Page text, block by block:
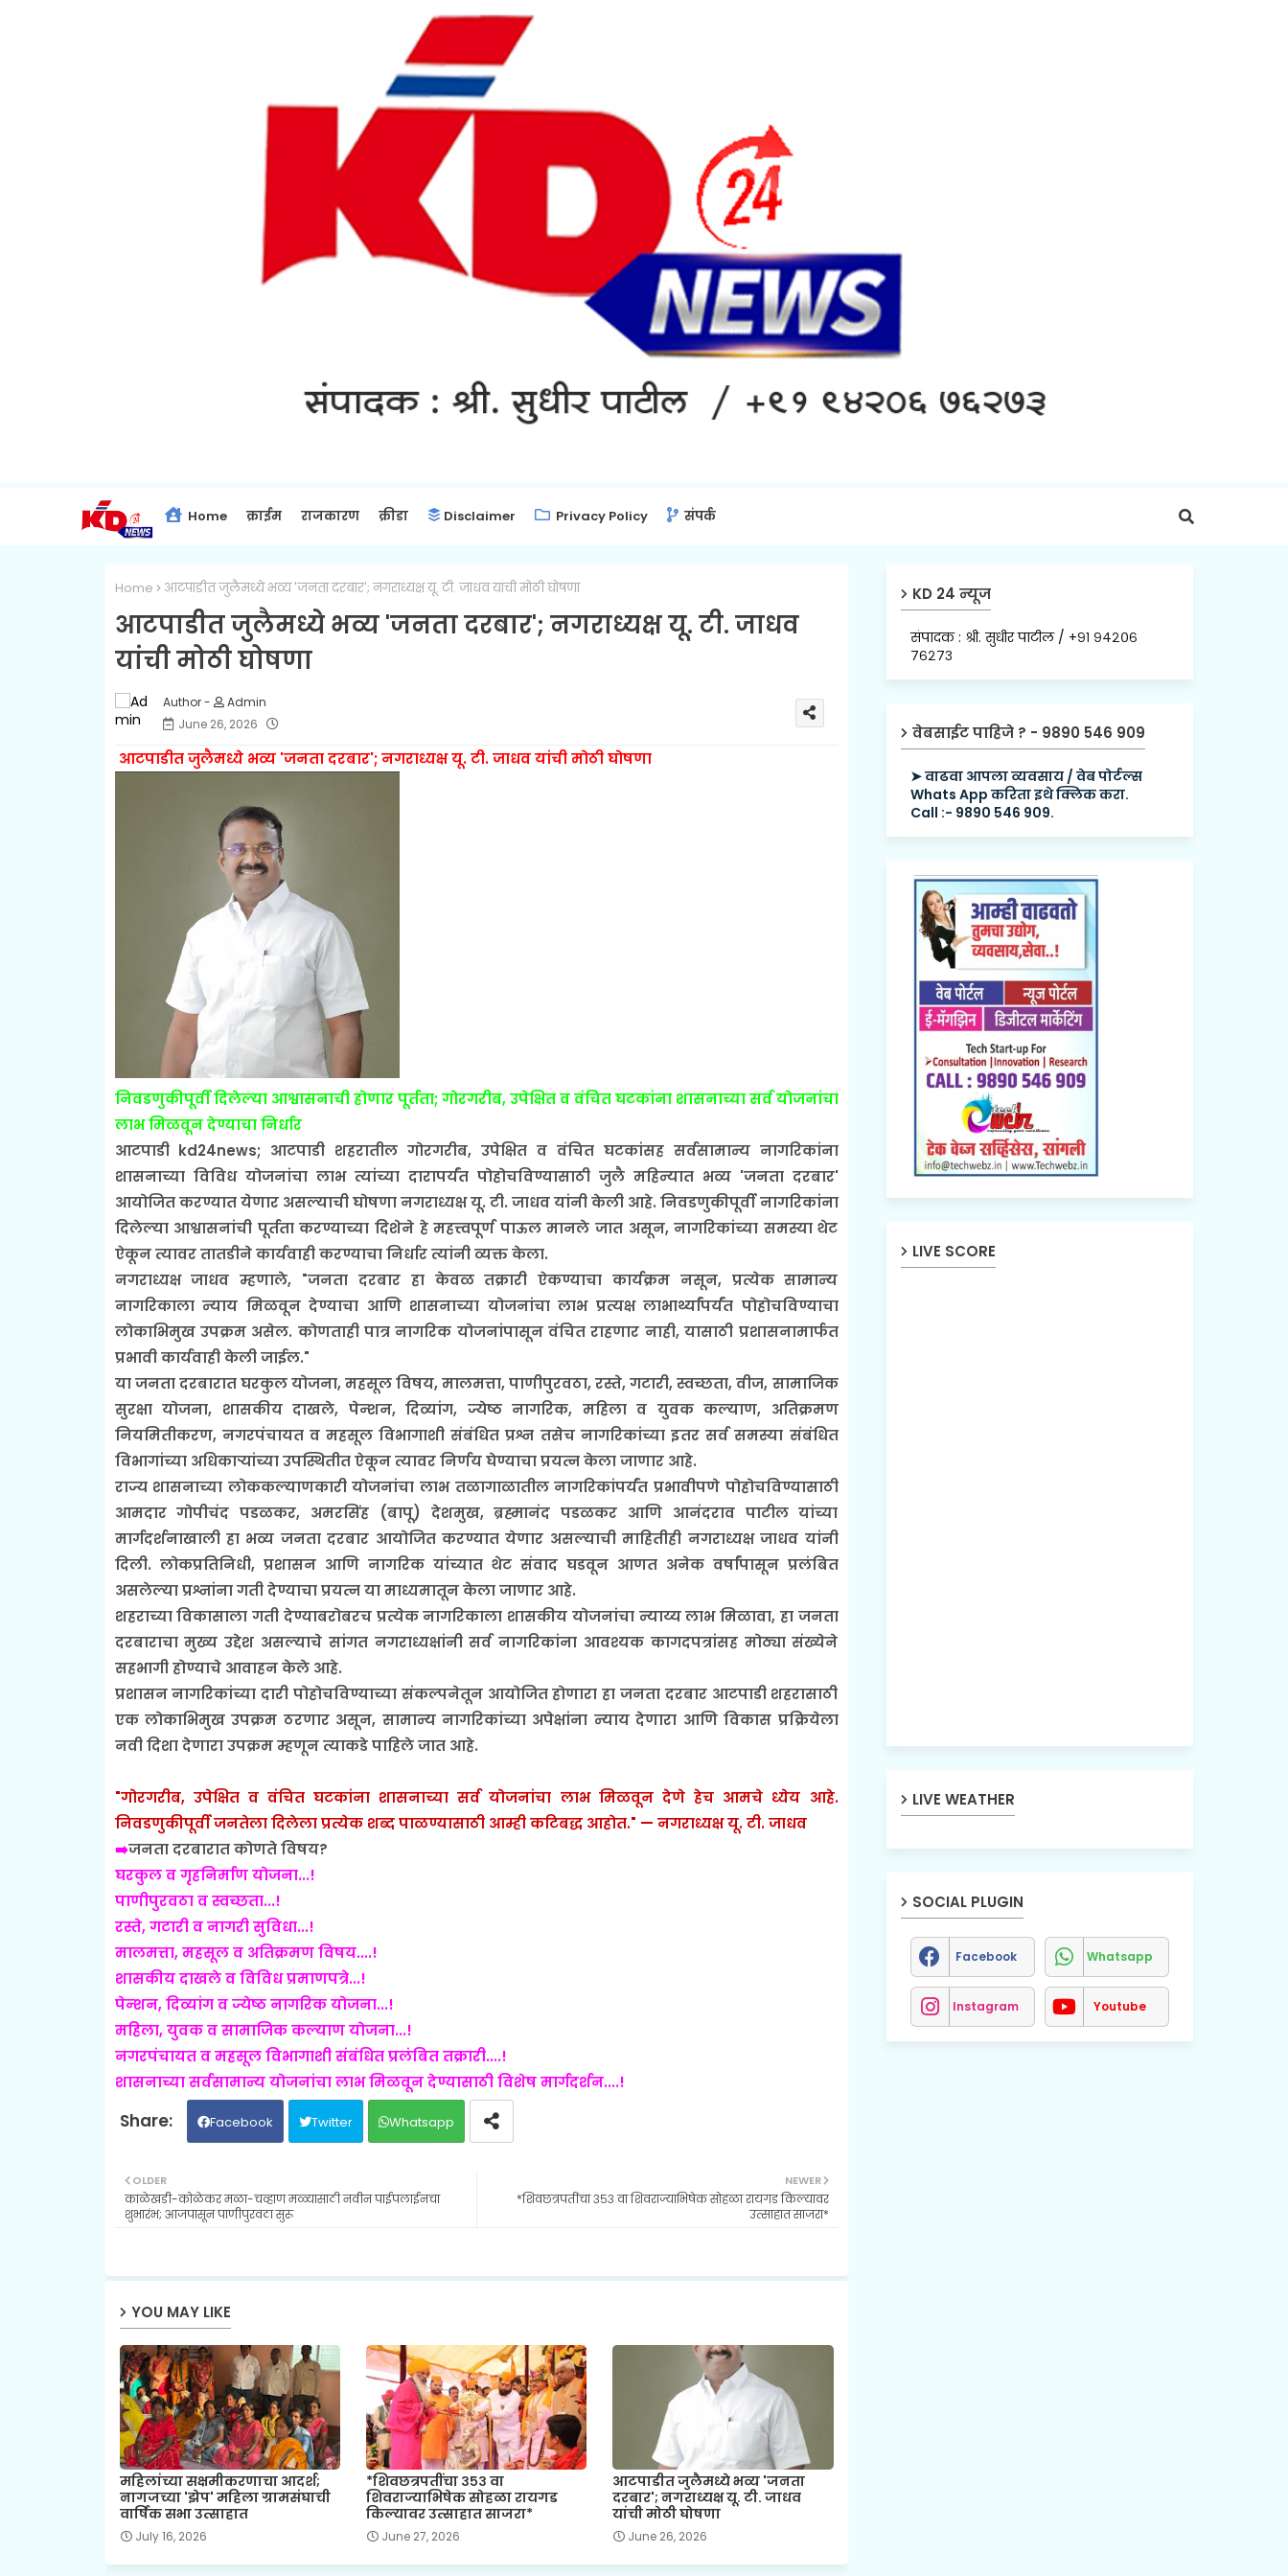
Home क्राईम राजकारण क्रीडा Disclaimer Privacy Policy संपर्क
Home आटपाडीत जुलैमध्ये भव्य 'जनता दरबार'; नगराध्यक्ष यू. टी. जाधव यांची मोठी घोषणा
आटपाडीत जुलैमध्ये भव्य 'जनता दरबार'; नगराध्यक्ष यू. टी. जाधव
यांची मोठी घोषणा
Admin
June 26, 2026
आटपाडीत जुलैमध्ये भव्य 'जनता दरबार'; नगराध्यक्ष यू. टी. जाधव यांची मोठी घोषणा
निवडणुकीपूर्वी दिलेल्या आश्वासनाची होणार पूर्तता; गोरगरीब, उपेक्षित व वंचित घटकांना शासनाच्या सर्व योजनांचा
लाभ मिळवून देण्याचा निर्धार
आटपाडी kd24news; आटपाडी शहरातील गोरगरीब, उपेक्षित व वंचित घटकांसह सर्वसामान्य नागरिकांना
शासनाच्या विविध योजनांचा लाभ त्यांच्या दारापर्यंत पोहोचविण्यासाठी जुलै महिन्यात भव्य 'जनता दरबार'
आयोजित करण्यात येणार असल्याची घोषणा नगराध्यक्ष यू. टी. जाधव यांनी केली आहे. निवडणुकीपूर्वी नागरिकांना
दिलेल्या आश्वासनांची पूर्तता करण्याच्या दिशेने हे महत्त्वपूर्ण पाऊल मानले जात असून, नागरिकांच्या समस्या थेट
ऐकून त्यावर तातडीने कार्यवाही करण्याचा निर्धार त्यांनी व्यक्त केला.
नगराध्यक्ष जाधव म्हणाले, "जनता दरबार हा केवळ तक्रारी ऐकण्याचा कार्यक्रम नसून, प्रत्येक सामान्य
नागरिकाला न्याय मिळवून देण्याचा आणि शासनाच्या योजनांचा लाभ प्रत्यक्ष लाभार्थ्यांपर्यंत पोहोचविण्याचा
लोकाभिमुख उपक्रम असेल. कोणताही पात्र नागरिक योजनांपासून वंचित राहणार नाही, यासाठी प्रशासनामार्फत
प्रभावी कार्यवाही केली जाईल."
या जनता दरबारात घरकुल योजना, महसूल विषय, मालमत्ता, पाणीपुरवठा, रस्ते, गटारी, स्वच्छता, वीज, सामाजिक
सुरक्षा योजना, शासकीय दाखले, पेन्शन, दिव्यांग, ज्येष्ठ नागरिक, महिला व युवक कल्याण, अतिक्रमण
नियमितीकरण, नगरपंचायत व महसूल विभागाशी संबंधित प्रश्न तसेच नागरिकांच्या इतर सर्व समस्या संबंधित
विभागांच्या अधिकाऱ्यांच्या उपस्थितीत ऐकून त्यावर निर्णय घेण्याचा प्रयत्न केला जाणार आहे.
राज्य शासनाच्या लोककल्याणकारी योजनांचा लाभ तळागाळातील नागरिकांपर्यंत प्रभावीपणे पोहोचविण्यासाठी
आमदार गोपीचंद पडळकर, अमरसिंह (बापू) देशमुख, ब्रह्मानंद पडळकर आणि आनंदराव पाटील यांच्या
मार्गदर्शनाखाली हा भव्य जनता दरबार आयोजित करण्यात येणार असल्याची माहितीही नगराध्यक्ष जाधव यांनी
दिली. लोकप्रतिनिधी, प्रशासन आणि नागरिक यांच्यात थेट संवाद घडवून आणत अनेक वर्षांपासून प्रलंबित
असलेल्या प्रश्नांना गती देण्याचा प्रयत्न या माध्यमातून केला जाणार आहे.
शहराच्या विकासाला गती देण्याबरोबरच प्रत्येक नागरिकाला शासकीय योजनांचा न्याय्य लाभ मिळावा, हा जनता
दरबाराचा मुख्य उद्देश असल्याचे सांगत नगराध्यक्षांनी सर्व नागरिकांना आवश्यक कागदपत्रांसह मोठ्या संख्येने
सहभागी होण्याचे आवाहन केले आहे.
प्रशासन नागरिकांच्या दारी पोहोचविण्याच्या संकल्पनेतून आयोजित होणारा हा जनता दरबार आटपाडी शहरासाठी
एक लोकाभिमुख उपक्रम ठरणार असून, सामान्य नागरिकांच्या अपेक्षांना न्याय देणारा आणि विकास प्रक्रियेला
नवी दिशा देणारा उपक्रम म्हणून त्याकडे पाहिले जात आहे.
"गोरगरीब, उपेक्षित व वंचित घटकांना शासनाच्या सर्व योजनांचा लाभ मिळवून देणे हेच आमचे ध्येय आहे.
निवडणुकीपूर्वी जनतेला दिलेला प्रत्येक शब्द पाळण्यासाठी आम्ही कटिबद्ध आहोत." — नगराध्यक्ष यू. टी. जाधव
➡️जनता दरबारात कोणते विषय?
घरकुल व गृहनिर्माण योजना...!
पाणीपुरवठा व स्वच्छता...!
रस्ते, गटारी व नागरी सुविधा...!
मालमत्ता, महसूल व अतिक्रमण विषय....!
शासकीय दाखले व विविध प्रमाणपत्रे...!
पेन्शन, दिव्यांग व ज्येष्ठ नागरिक योजना...!
महिला, युवक व सामाजिक कल्याण योजना...!
नगरपंचायत व महसूल विभागाशी संबंधित प्रलंबित तक्रारी....!
शासनाच्या सर्वसामान्य योजनांचा लाभ मिळवून देण्यासाठी विशेष मार्गदर्शन....!
Facebook Twitter Whatsapp
NEWER
*शिवछत्रपतींचा ३५३ वा शिवराज्याभिषेक सोहळा रायगड किल्यावर
उत्साहात साजरा*
OLDER
काळेखडी-कोळेकर मळा-चव्हाण मळ्यासाठी नवीन पाईपलाईनचा
शुभारंभ; आजपासून पाणीपुरवठा सुरू
YOU MAY LIKE
महिलांच्या सक्षमीकरणाचा आदर्श;
नागजच्या 'झेप' महिला ग्रामसंघाची
वार्षिक सभा उत्साहात
July 16, 2026
*शिवछत्रपतींचा ३५३ वा
शिवराज्याभिषेक सोहळा रायगड
किल्यावर उत्साहात साजरा*
June 27, 2026
आटपाडीत जुलैमध्ये भव्य 'जनता
दरबार'; नगराध्यक्ष यू. टी. जाधव
यांची मोठी घोषणा
June 26, 2026
KD 24 न्यूज
संपादक : श्री. सुधीर पाटील / +९१ ९४२०६
७६२७३
वेबसाईट पाहिजे ? - 9890 546 909
➤ वाढवा आपला व्यवसाय / वेब पोर्टल्स
Whats App करिता इथे क्लिक करा.
Call :- 9890 546 909.
LIVE SCORE
LIVE WEATHER
SOCIAL PLUGIN
Facebook Whatsapp
Instagram Youtube